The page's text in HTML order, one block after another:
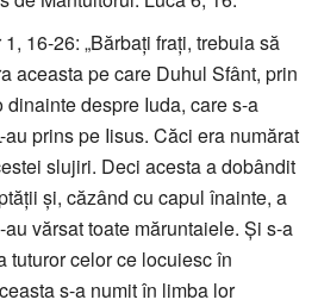
16-26: „Bărbaţi fraţi, trebuia să
aceasta pe care Duhul Sfânt, prin
despre Iuda, care s-a
prins pe Iisus. Căci era numărat
slujiri. Deci acesta a dobândit
şi, căzând cu capul înainte, a
vărsat toate măruntaiele. Şi s-a
tuturor celor ce locuiesc în
s-a numit în limba lor